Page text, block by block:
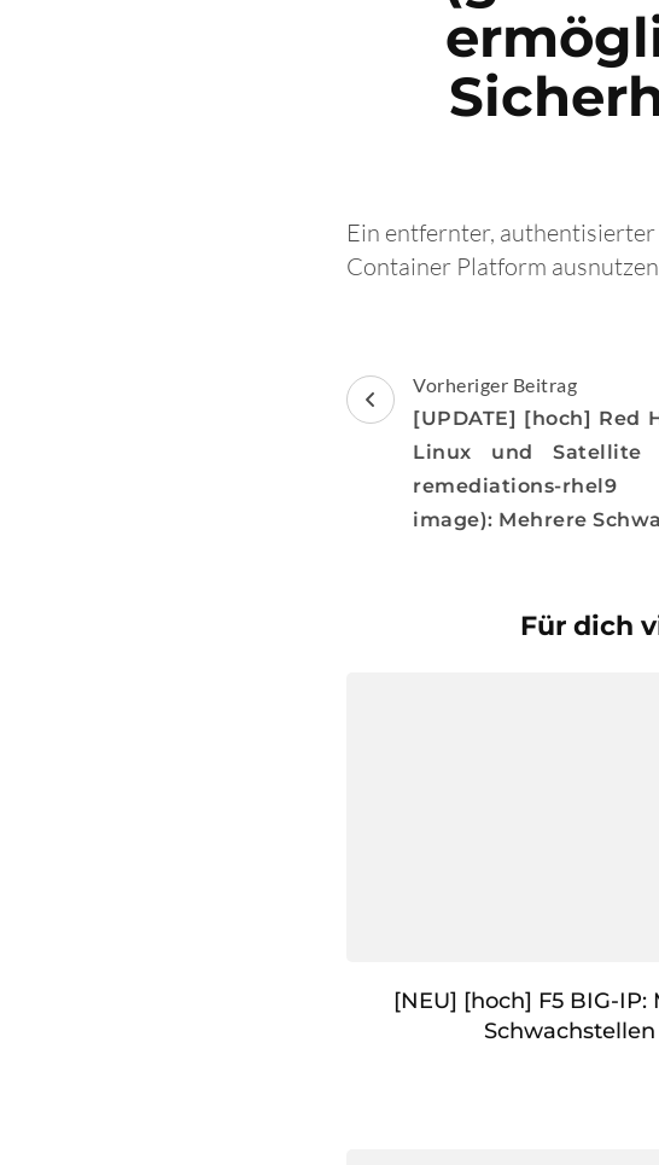
Ein entfernter,
Container Platform
Beitragsnavigation
Vorheriger Beitrag
[UPDATE] [hoch] Red
Linux und Satellite
remediations-
image): Mehrere
Für dich
[NEU] [hoch] F5 BIG-IP:
Schwachstellen